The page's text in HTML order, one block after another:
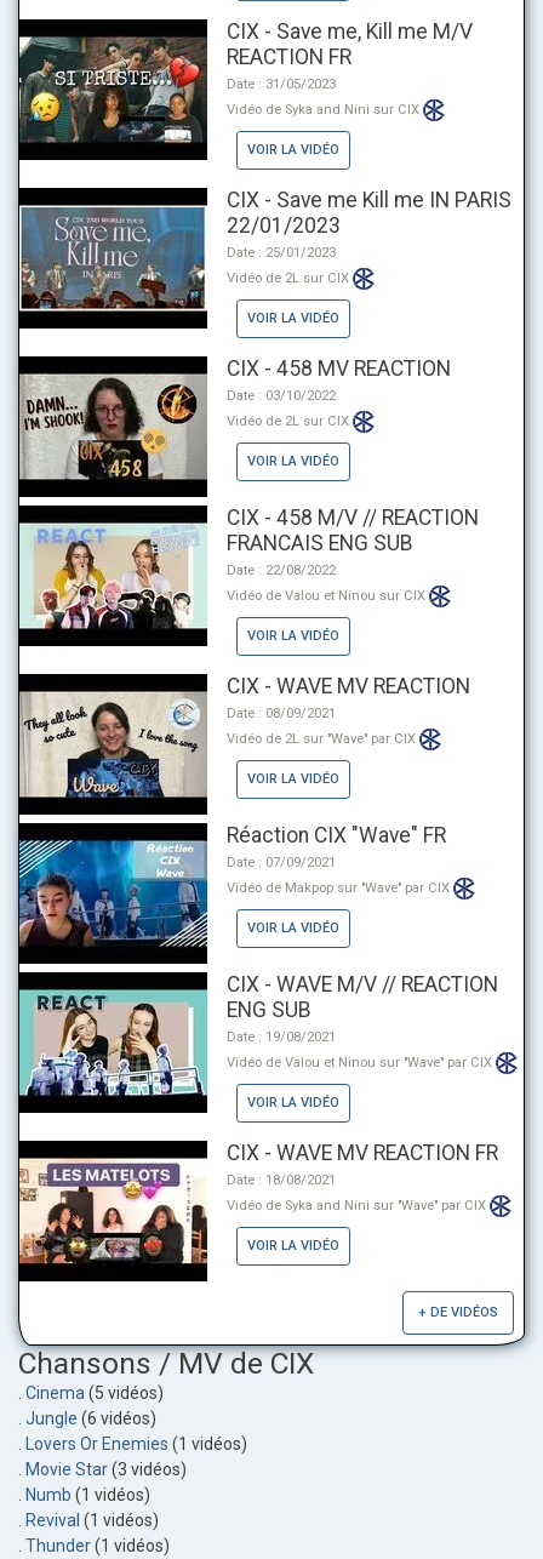
CIX - Save me, Kill me M/V
REACTION FR
Date : 31/05/2023
Vidéo de Syka and Nini sur CIX
VOIR LA VIDÉO
CIX - Save me Kill me IN PARIS
22/01/2023
Date : 25/01/2023
Vidéo de 2L sur CIX
VOIR LA VIDÉO
CIX - 458 MV REACTION
Date : 03/10/2022
Vidéo de 2L sur CIX
VOIR LA VIDÉO
CIX - 458 M/V // REACTION
FRANCAIS ENG SUB
Date : 22/08/2022
Vidéo de Valou et Ninou sur CIX
VOIR LA VIDÉO
CIX - WAVE MV REACTION
Date : 08/09/2021
Vidéo de 2L sur "Wave" par CIX
VOIR LA VIDÉO
Réaction CIX "Wave" FR
Date : 07/09/2021
Vidéo de Makpop sur "Wave" par CIX
VOIR LA VIDÉO
CIX - WAVE M/V // REACTION
ENG SUB
Date : 19/08/2021
Vidéo de Valou et Ninou sur "Wave" par CIX
VOIR LA VIDÉO
CIX - WAVE MV REACTION FR
Date : 18/08/2021
Vidéo de Syka and Nini sur "Wave" par CIX
VOIR LA VIDÉO
+ DE VIDÉOS
Chansons / MV de CIX
Cinema (5 vidéos)
Jungle (6 vidéos)
Lovers Or Enemies (1 vidéos)
Movie Star(3 vidéos)
Numb (1 vidéos)
Revival (1 vidéos)
Thunder(1 vidéos)